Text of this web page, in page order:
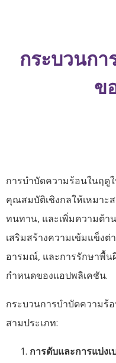
กระบวนก
ข
การบำบัดความร้อนในฤดู
คุณสมบัติเชิงกลให้เหมาะ
ทนทาน, และเพิ่มความต้า
เสริมสร้างความเข้มแข็งต่
อารมณ์, และการรักษาพื้น
กำหนดของแอปพลิเคชัน.
กระบวนการบำบัดความร้
สามประเภท:
การดับและการแบ่ง